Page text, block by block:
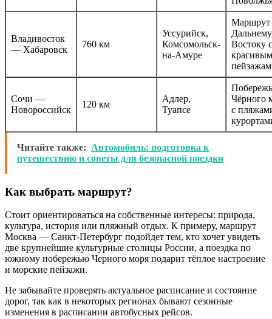
Владивосток
— Хабаровск
760 км
Уссурийск,
Комсомольск-
на-Амуре
Маршрут
Дальнему
Востоку с
Сочи —
Новороссийск
120 км
Адлер,
Туапсе
Чёрного
с
Читайте также: Автомобиль: подготовка к
путешествию и советы для безопасной поездки
Как выбрать маршрут?
Стоит ориентироваться на собственные интересы: природа,
культура, история или пляжный отдых. К примеру, маршрут
Москва — Санкт-Петербург подойдет тем, кто хочет увидеть
две крупнейшие культурные столицы России, а поездка по
южному побережью Черного моря подарит тёплое настроение
и морские пейзажи.
Не забывайте проверять актуальное расписание и состояние
дорог, так как в некоторых регионах бывают сезонные
изменения в расписании автобусных рейсов.